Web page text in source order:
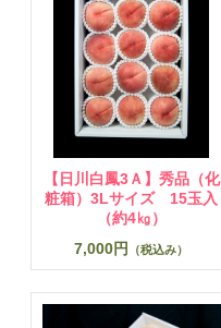
【日川白鳳3Ａ】秀品（化
粧箱）3Lサイズ 15玉入
（約4㎏）
7,000円
（税込み）